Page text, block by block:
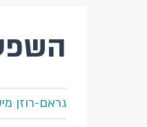
גראם-רוזן